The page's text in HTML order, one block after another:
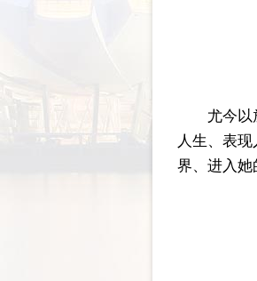
尤今以
人生、表
界、进入她